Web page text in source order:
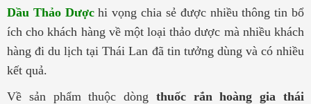
Dầu Thảo Dượchi vọng chia sẻ được nhiều thông tin bổ
ích cho khách hàng về một loại thảo dược mà nhiều khách
hàng đi du lịch tại Thái Lan đã tin tưởng dùng và có nhiều
kết quả.
Về sản phẩm thuộc dòng thuốc rắn hoàng gia thái